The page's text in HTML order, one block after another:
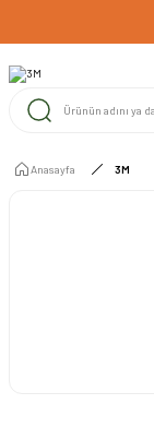
Anasayfa 3M